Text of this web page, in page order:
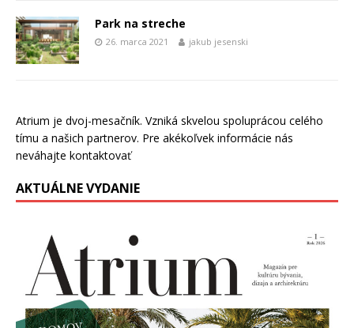
Park na streche
26. marca 2021 jakub jesenski
Atrium je dvoj-mesačník. Vzniká skvelou spoluprácou celého
tímu a našich partnerov. Pre akékoľvek informácie nás
neváhajte kontaktovať
AKTUÁLNE VYDANIE